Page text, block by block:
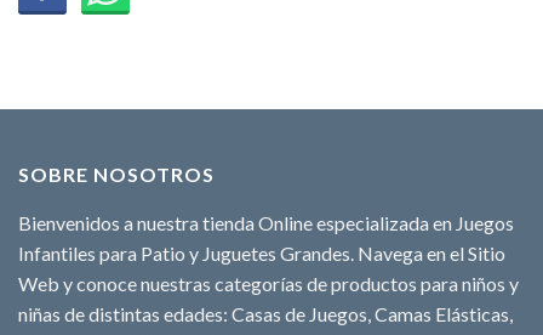
SOBRE NOSOTROS
Bienvenidos a nuestra tienda Online especializada en Juegos
Infantiles para Patio y Juguetes Grandes. Navega en el Sitio
Web y conoce nuestras categorías de productos para niños y
niñas de distintas edades: Casas de Juegos, Camas Elásticas,